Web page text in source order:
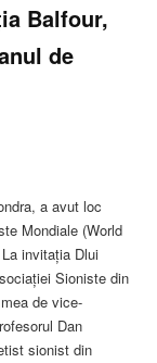
Balfour,
de
a avut loc
Mondiale (World
invitația Dlui
Sioniste din
de vice-
Dan
sionist din